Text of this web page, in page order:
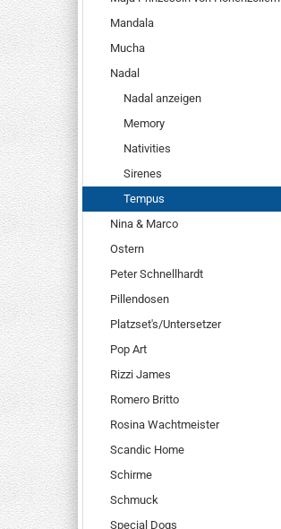
Mandala
Mucha
Nadal
Nadal anzeigen
Memory
Nativities
Sirenes
Tempus
Nina & Marco
Ostern
Peter Schnellhardt
Pillendosen
Platzset's/Untersetzer
Pop Art
Rizzi James
Romero Britto
Rosina Wachtmeister
Scandic Home
Schirme
Schmuck
Special Dogs